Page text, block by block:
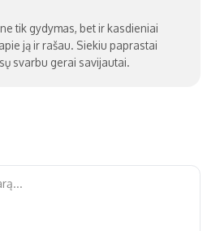
tik gydymas, bet ir kasdieniai
ją ir rašau. Siekiu paprastai
svarbu gerai savijautai.